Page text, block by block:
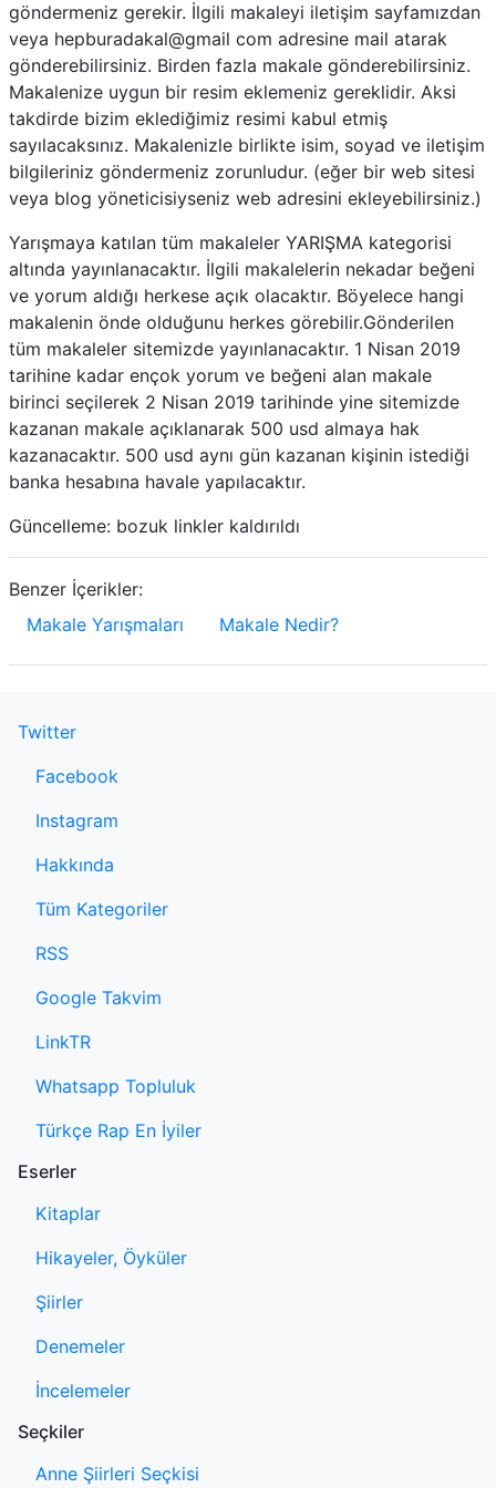
göndermeniz gerekir. İlgili makaleyi iletişim sayfamızdan
veya hepburadakal@gmail com adresine mail atarak
gönderebilirsiniz. Birden fazla makale gönderebilirsiniz.
Makalenize uygun bir resim eklemeniz gereklidir. Aksi
takdirde bizim eklediğimiz resimi kabul etmiş
sayılacaksınız. Makalenizle birlikte isim, soyad ve iletişim
bilgileriniz göndermeniz zorunludur. (eğer bir web sitesi
veya blog yöneticisiyseniz web adresini ekleyebilirsiniz.)
Yarışmaya katılan tüm makaleler YARIŞMA kategorisi
altında yayınlanacaktır. İlgili makalelerin nekadar beğeni
ve yorum aldığı herkese açık olacaktır. Böyelece hangi
makalenin önde olduğunu herkes görebilir.Gönderilen
tüm makaleler sitemizde yayınlanacaktır. 1 Nisan 2019
tarihine kadar ençok yorum ve beğeni alan makale
birinci seçilerek 2 Nisan 2019 tarihinde yine sitemizde
kazanan makale açıklanarak 500 usd almaya hak
kazanacaktır. 500 usd aynı gün kazanan kişinin istediği
banka hesabına havale yapılacaktır.
Güncelleme: bozuk linkler kaldırıldı
Benzer İçerikler:
Makale Yarışmaları
Makale Nedir?
Twitter
Facebook
Instagram
Hakkında
Tüm Kategoriler
RSS
Google Takvim
LinkTR
Whatsapp Topluluk
Türkçe Rap En İyiler
Eserler
Kitaplar
Hikayeler, Öyküler
Şiirler
Denemeler
İncelemeler
Seçkiler
Anne Şiirleri Seçkisi